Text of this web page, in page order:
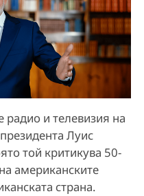
и телевизия на
Луис
той критикува 50-
американските
страна.